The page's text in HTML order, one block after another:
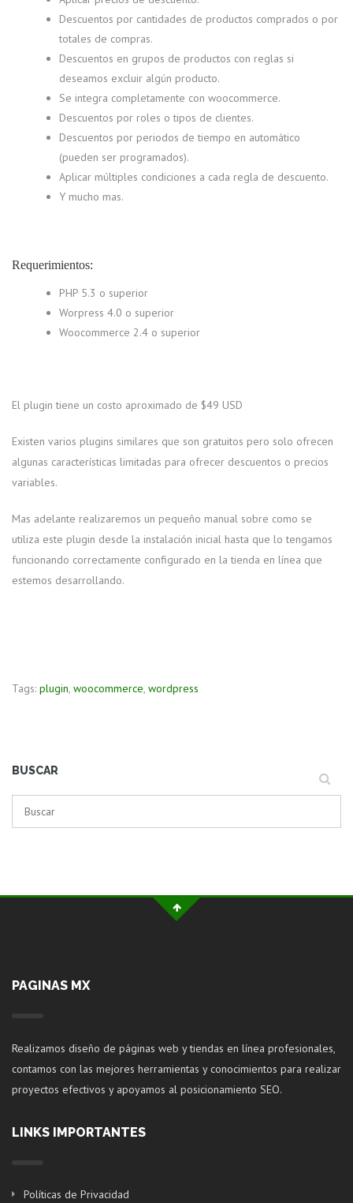
Descuentos por cantidades de productos comprados o por
totales de compras.
Descuentos en grupos de productos con reglas si
deseamos excluir algún producto.
Se integra completamente con woocommerce.
Descuentos por roles o tipos de clientes.
Descuentos por periodos de tiempo en automático
(pueden ser programados).
Aplicar múltiples condiciones a cada regla de descuento.
Y mucho mas.
Requerimientos:
PHP 5.3 o superior
Worpress 4.0 o superior
Woocommerce 2.4 o superior
El plugin tiene un costo aproximado de $49 USD
Existen varios plugins similares que son gratuitos pero solo ofrecen
algunas características limitadas para ofrecer descuentos o precios
variables.
Mas adelante realizaremos un pequeño manual sobre como se
utiliza este plugin desde la instalación inicial hasta que lo tengamos
funcionando correctamente configurado en la tienda en línea que
estemos desarrollando.
Tags: plugin, woocommerce, wordpress
BUSCAR
PAGINAS MX
Realizamos diseño de páginas web y tiendas en línea profesionales,
contamos con las mejores herramientas y conocimientos para realizar
proyectos efectivos y apoyamos al posicionamiento SEO.
LINKS IMPORTANTES
Políticas de Privacidad